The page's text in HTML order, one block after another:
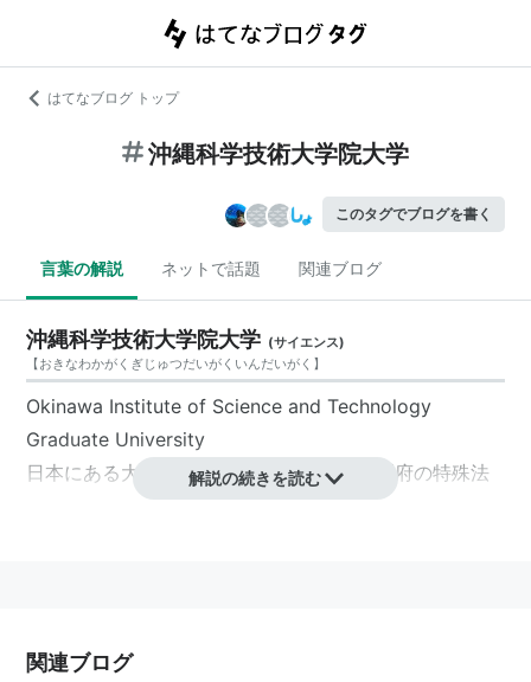
はてなブログ トップ
沖縄科学技術大学院大学
このタグでブログを書く
言葉の解説 ネットで話題 関連ブログ
沖縄科学技術大学院大学 (サイエンス)
【おきなわかがくぎじゅつだいがくいんだいがく 】
Okinawa Institute of Science and Technology
Graduate University
日本にある大学院大学の1つ。設置者は内閣府の特殊法
人である学校法人沖縄科学技術大学院大学学園
解説の続きを読む
関連ブログ